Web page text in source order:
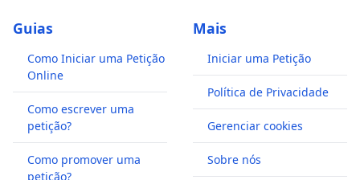
Guias
Como Iniciar uma Petição
Online
Como escrever uma
petição?
Como promover uma
petição?
Mais
Iniciar uma Petição
Política de Privacidade
Gerenciar cookies
Sobre nós